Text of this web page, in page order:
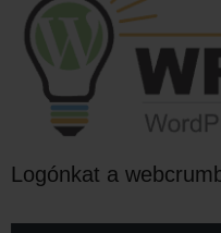
Logónkat a